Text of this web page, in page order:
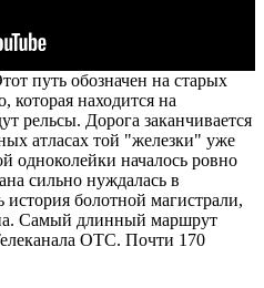
путь обозначен на старых
находится на
рельсы. Дорога заканчивается
атласах той "железки" уже
одноколейки началось ровно
сильно нуждалась в
история болотной магистрали,
Самый длинный маршрут
ОТС. Почти 170